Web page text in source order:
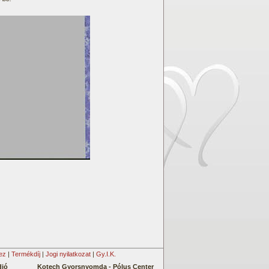
| Termékdíj| Jogi nyilatkozat| Gy.I.K.
Kotech Gyorsnyomda - Pólus Center